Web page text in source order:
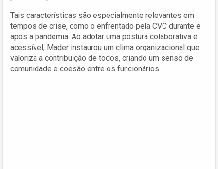
Tais características são especialmente relevantes em
tempos de crise, como o enfrentado pela CVC durante e
após a pandemia. Ao adotar uma postura colaborativa e
acessível, Mader instaurou um clima organizacional que
valoriza a contribuição de todos, criando um senso de
comunidade e coesão entre os funcionários.